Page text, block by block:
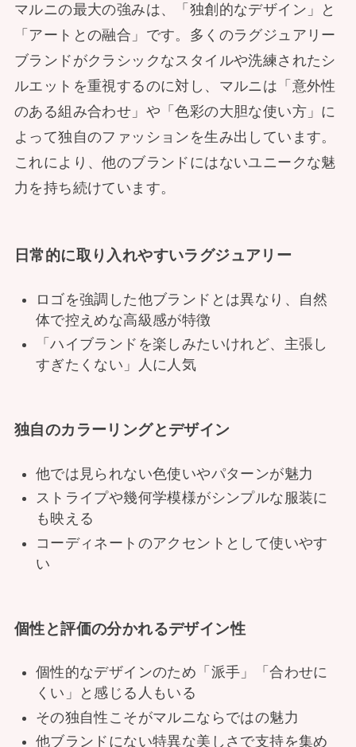
マルニの最大の強みは、「独創的なデザイン」と
「アートとの融合」です。多くのラグジュアリー
ブランドがクラシックなスタイルや洗練されたシ
ルエットを重視するのに対し、マルニは「意外性
のある組み合わせ」や「色彩の大胆な使い方」に
よって独自のファッションを生み出しています。
これにより、他のブランドにはないユニークな魅
力を持ち続けています。
日常的に取り入れやすいラグジュアリー
ロゴを強調した他ブランドとは異なり、自然
体で控えめな高級感が特徴
「ハイブランドを楽しみたいけれど、主張し
すぎたくない」人に人気
独自のカラーリングとデザイン
他では見られない色使いやパターンが魅力
ストライプや幾何学模様がシンプルな服装に
も映える
コーディネートのアクセントとして使いやす
い
個性と評価の分かれるデザイン性
個性的なデザインのため「派手」「合わせに
くい」と感じる人もいる
その独自性こそがマルニならではの魅力
他ブランドにない特異な美しさで支持を集め